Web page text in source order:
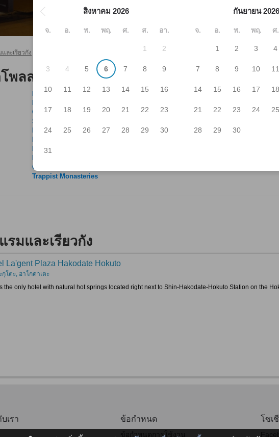
สิงหาคม 2026
จ. อ. พ. พฤ. ศ. ส. อา.
1 2
3 4 5 6 7 8 9
10 11 12 13 14 15 16
17 18 19 20 21 22 23
24 25 26 27 28 29 30
31
กันยายน 2026
จ. อ. พ. พฤ. ศ.
1 2 3 4
7 8 9 10 11
14 15 16 17 18
21 22 23 24 25
28 29 30
ละเรียวกัง ศูนย์การค้าโพลสตาร์
ลสตาร์
MaxValu Bandai Shop
Gyomu Super
Spa Beach
Moheji
Kunibetsu
Oshima-Tōbetsu
Trappist Monasteries
Kamiiso Station
Kantaro
OTTO
Yamaoka-ya
Chuuka Soba
มและเรียวกัง
La'gent Plaza Hakodate Hokuto
กุโตะ, ฮาโกดาเตะ
the only hotel with natural hot springs located right next to Shin-Hakodate-Hokuto Station on the
เรา ข้อกำหนด
ข้อกำหนดการใช้งาน
โซเ